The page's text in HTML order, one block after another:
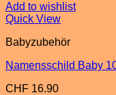
Add to wishlist
Quick View
Babyzubehör
Namensschild Baby
CHF 16.90